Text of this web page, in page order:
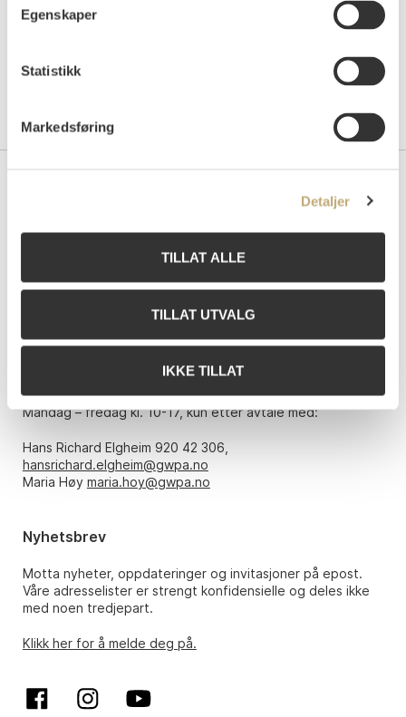
Egenskaper
Statistikk
Markedsføring
Detaljer
TILLAT ALLE
TILLAT UTVALG
IKKE TILLAT
Grev Wedels Plass Auksjoner AS
post@gwpa.no
Mandag – fredag kl. 10-17, kun etter avtale med:
Hans Richard Elgheim 920 42 306,
hansrichard.elgheim@gwpa.no
Maria Høy maria.hoy@gwpa.no
Nyhetsbrev
Motta nyheter, oppdateringer og invitasjoner på epost.
Våre adresselister er strengt konfidensielle og deles ikke
med noen tredjepart.
Klikk her for å melde deg på.